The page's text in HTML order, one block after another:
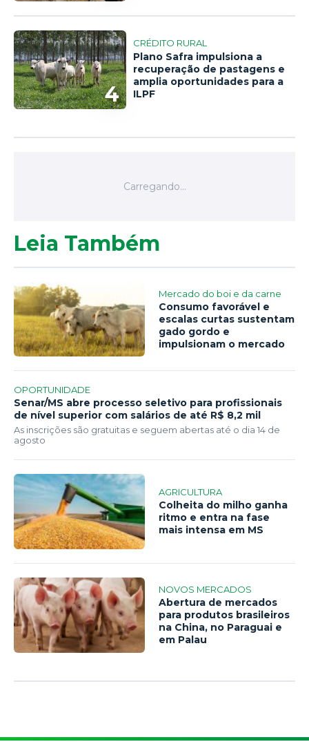
4
CRÉDITO RURAL
Plano Safra impulsiona a
recuperação de pastagens e
amplia oportunidades para a
ILPF
Leia Também
Mercado do boi e da carne
Consumo favorável e
escalas curtas sustentam
gado gordo e
impulsionam o mercado
OPORTUNIDADE
Senar/MS abre processo seletivo para profissionais
de nível superior com salários de até R$ 8,2 mil
As inscrições são gratuitas e seguem abertas até o dia 14 de
agosto
AGRICULTURA
Colheita do milho ganha
ritmo e entra na fase
mais intensa em MS
NOVOS MERCADOS
Abertura de mercados
para produtos brasileiros
na China, no Paraguai e
em Palau